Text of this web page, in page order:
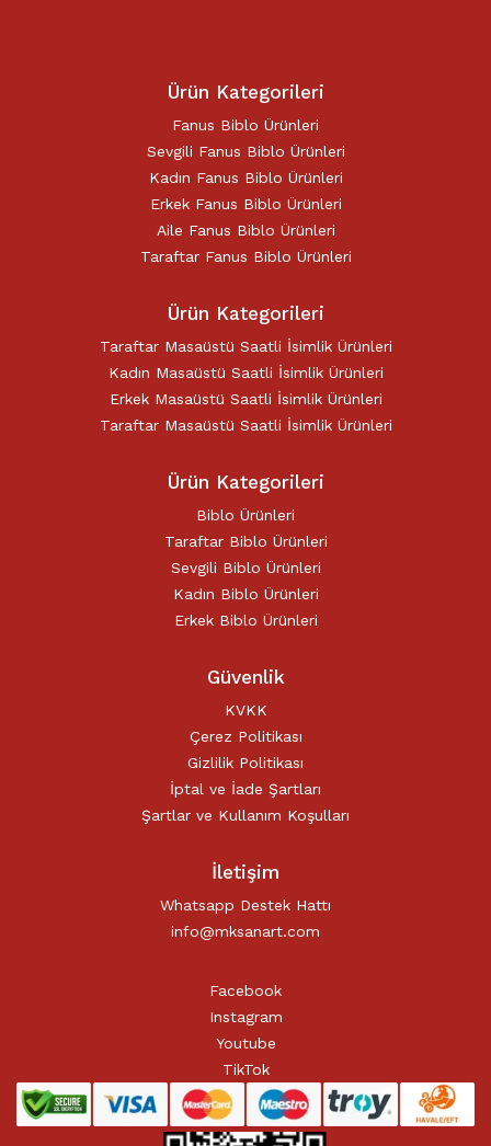
Ürün Kategorileri
Fanus Biblo Ürünleri
Sevgili Fanus Biblo Ürünleri
Kadın Fanus Biblo Ürünleri
Erkek Fanus Biblo Ürünleri
Aile Fanus Biblo Ürünleri
Taraftar Fanus Biblo Ürünleri
Ürün Kategorileri
Taraftar Masaüstü Saatli İsimlik Ürünleri
Kadın Masaüstü Saatli İsimlik Ürünleri
Erkek Masaüstü Saatli İsimlik Ürünleri
Taraftar Masaüstü Saatli İsimlik Ürünleri
Ürün Kategorileri
Biblo Ürünleri
Taraftar Biblo Ürünleri
Sevgili Biblo Ürünleri
Kadın Biblo Ürünleri
Erkek Biblo Ürünleri
Güvenlik
KVKK
Çerez Politikası
Gizlilik Politikası
İptal ve İade Şartları
Şartlar ve Kullanım Koşulları
İletişim
Whatsapp Destek Hattı
info@mksanart.com
Facebook
Instagram
Youtube
TikTok